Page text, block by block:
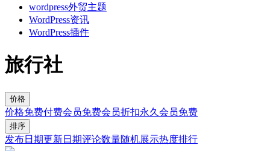
wordpress外贸主题
WordPress资讯
WordPress插件
旅行社
价格
价格免费付费会员免费会员折扣永久会员免费
排序
发布日期更新日期评论数量随机展示热度排行